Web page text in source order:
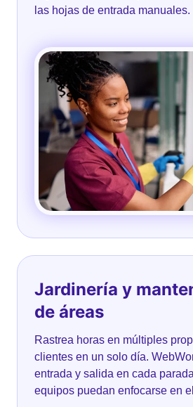
las hojas de entrada manuales.
Jardinería y
de áreas
Rastrea horas en múltiples
clientes en un solo día.
entrada y salida en cada
equipos puedan enfocarse en